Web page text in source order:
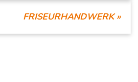
FRISEURHANDWERK»